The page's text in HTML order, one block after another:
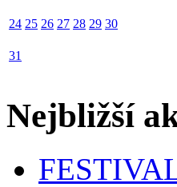
24 25 26 27 28 29 30
31
Nejbližší